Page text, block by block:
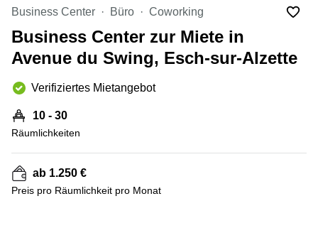
Сoworking
Esch-sur-
Alzette
Sandweiler
Bureaux
Esch-
sur-
Alzette
Bureaux
Sandweiler
Business Center Büro Coworking
Business Center zur Miete in
Avenue du Swing, Esch-sur-Alzette
Verifiziertes Mietangebot
10 - 30
Räumlichkeiten
ab 1.250 €
Preis pro Räumlichkeit pro Monat